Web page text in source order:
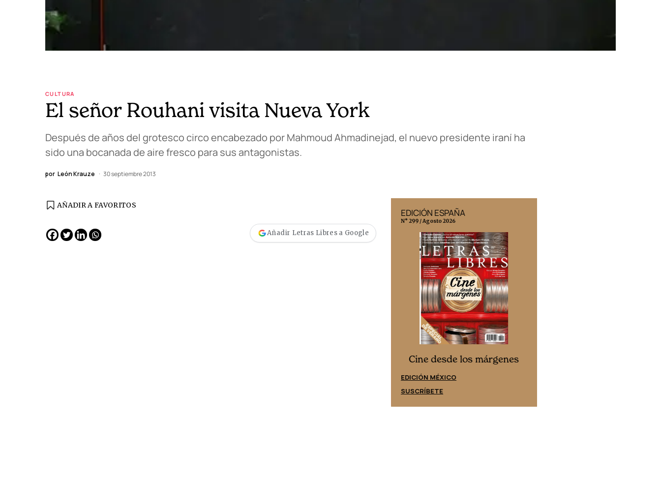
CULTURA
El señor Rouhani visita Nueva York
Después de años del grotesco circo encabezado por Mahmoud Ahmadinejad, el nuevo presidente iraní ha
sido una bocanada de aire fresco para sus antagonistas.
por León Krauze 30 septiembre 2013
AÑADIR A FAVORITOS
Añadir Letras Libres a Google
EDICIÓN ESPAÑA
N° 299 / Agosto 2026
Cine desde los márgenes
EDICIÓN MÉXICO
SUSCRÍBETE